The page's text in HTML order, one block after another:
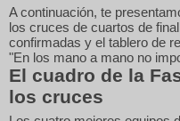
A continuación, te
los cruces de cuartos de
confirmadas y el tablero de
El cuadro de la
los cruces